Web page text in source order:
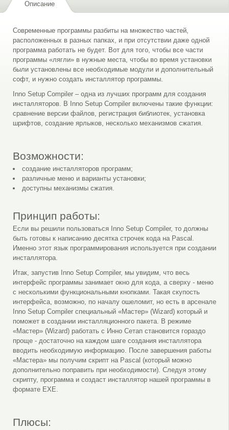
Описание
Современные программы разбиты на множество частей,
расположенных в разных папках, и при отсутствии даже одной
программа работать не будет. Вот для того, чтобы все части
программы «лягли» в нужные места, чтобы во время установки
были установлены все необходимые модули и дополнительный
софт, и нужно создать инсталлятор программы.
Inno Setup Compiler – одна из лучших программ для создания
инсталляторов. В Inno Setup Compiler включены такие функции:
сравнение версии файлов, регистрация библиотек, установка
шрифтов, создание ярлыков, несколько механизмов сжатия.
Возможности:
создание инсталляторов программ;
различные меню и варианты установки;
доступны механизмы сжатия.
Принцип работы:
Если вы решили пользоваться Inno Setup Compiler, то должны
быть готовы к написанию десятка строчек кода на Pascal.
Именно этот язык программирования используется при создании
инсталлятора.
Итак, запустив Inno Setup Compiler, мы увидим, что весь
интерфейс программы занимает окно для кода, а сверху - меню
с несколькими функциональными кнопками. Такая скупость
интерфейса, возможно, по началу ошеломит, но есть в арсенале
Inno Setup Compiler специальный «Мастер» (Wizard) который и
поможет в создании инсталляционного пакета. В режиме
«Мастер» (Wizard) работать с Инно Сетап становится гораздо
проще - достаточно на каждом шаге создания инсталлятора
вводить необходимую информацию. После завершения работы
«Мастера» мы получим скрипт на Pascal (который можно
дополнительно поправить при необходимости). Следуя этому
скрипту, программа и создаст инсталлятор нашей программы в
формате EXE.
Плюсы: